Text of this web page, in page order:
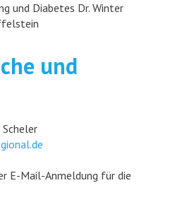
und Diabetes Dr. Winter
und
E-Mail-Anmeldung für die